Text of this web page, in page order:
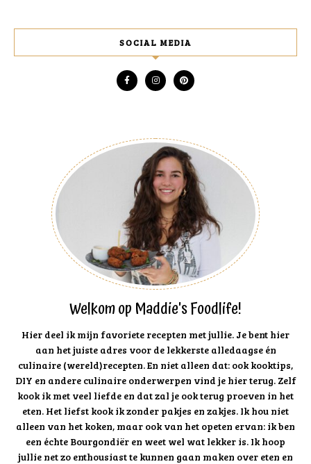
SOCIAL MEDIA
Welkom op Maddie's Foodlife!
Hier deel ik mijn favoriete recepten met jullie. Je bent hier
aan het juiste adres voor de lekkerste alledaagse én
culinaire (wereld)recepten. En niet alleen dat: ook kooktips,
DIY en andere culinaire onderwerpen vind je hier terug. Zelf
kook ik met veel liefde en dat zal je ook terug proeven in het
eten. Het liefst kook ik zonder pakjes en zakjes. Ik hou niet
alleen van het koken, maar ook van het opeten ervan: ik ben
een échte Bourgondiër en weet wel wat lekker is. Ik hoop
jullie net zo enthousiast te kunnen gaan maken over eten en